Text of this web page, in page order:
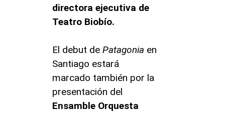
directora ejecutiva de
Teatro Biobío.
El debut de Patagonia en
Santiago estará
marcado también por la
presentación del
Ensamble Orquesta